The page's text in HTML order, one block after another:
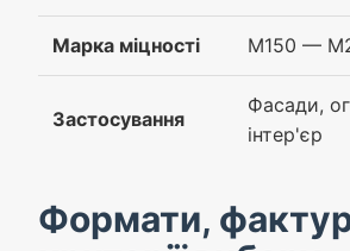
Марка міцності М150 —
Застосування
Фасади,
інтер'єр
Формати,